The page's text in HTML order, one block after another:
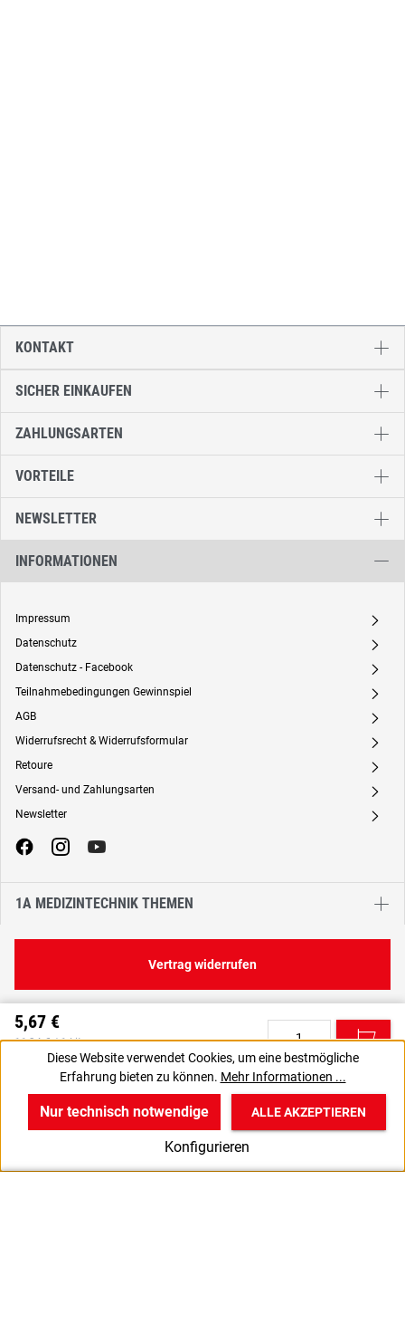
5,67 €
11,34 € / 1 Liter
6,75 € inkl. MwSt., | zzgl. Versand
C
SICHER EINKAUFEN
ZAHLUNGSARTEN
VORTEILE
NEWSLETTER
INFORMATIONEN
Impressum A
Datenschutz A
Datenschutz - Facebook A
Teilnahmebedingungen Gewinnspiel A
AGB A
Widerrufsrecht & Widerrufsformular A
Retoure A
Versand- und Zahlungsarten A
Newsletter A
1A MEDIZINTECHNIK THEMEN
KONTAKT
Vertrag widerrufen
Diese Website verwendet Cookies, um eine bestmögliche
Erfahrung bieten zu können. Mehr Informationen ...
Nur technisch notwendige
Konfigurieren
ALLE AKZEPTIEREN
v
Produkte
B